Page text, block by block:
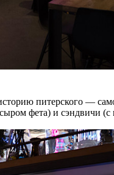
питерского —
фета) и сэндвичи